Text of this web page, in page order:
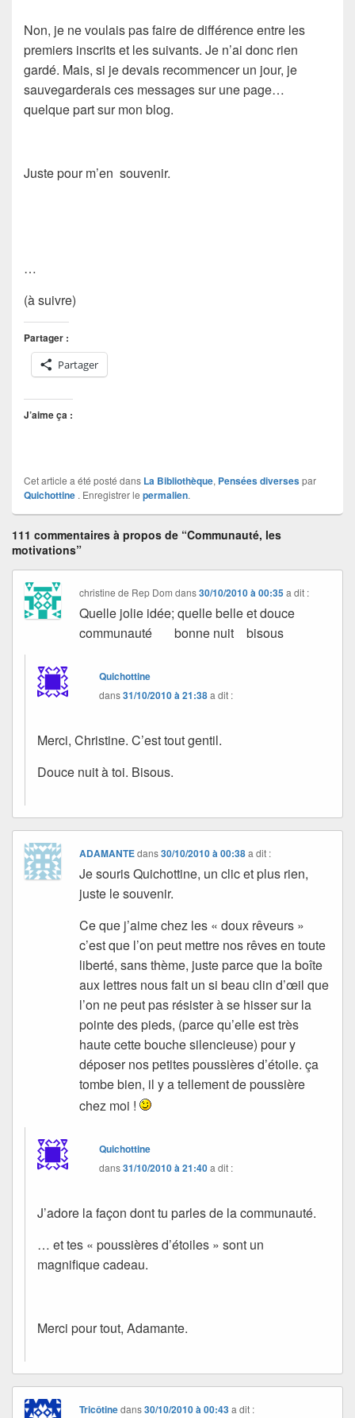
Non, je ne voulais pas faire de différence entre les
premiers inscrits et les suivants. Je n’ai donc rien
gardé. Mais, si je devais recommencer un jour, je
sauvegarderais ces messages sur une page…
quelque part sur mon blog.
Juste pour m’en souvenir.
…
(à suivre)
Partager :
Partager
J’aime ça :
Cet article a été posté dans La Bibliothèque, Pensées diversespar
Quichottine . Enregistrer le permalien.
111 commentaires à propos de “Communauté, les
motivations”
christine de Rep Dom dans30/10/2010 à 00:35 a dit :
Quelle jolie idée; quelle belle et douce
communauté bonne nuit bisous
Quichottine
dans31/10/2010 à 21:38a dit :
Merci, Christine. C’est tout gentil.
Douce nuit à toi. Bisous.
ADAMANTEdans30/10/2010 à 00:38 a dit :
Je souris Quichottine, un clic et plus rien,
juste le souvenir.
Ce que j’aime chez les « doux rêveurs »
c’est que l’on peut mettre nos rêves en toute
liberté, sans thème, juste parce que la boîte
aux lettres nous fait un si beau clin d’œil que
l’on ne peut pas résister à se hisser sur la
pointe des pieds, (parce qu’elle est très
haute cette bouche silencieuse) pour y
déposer nos petites poussières d’étoile. ça
tombe bien, il y a tellement de poussière
chez moi !
Quichottine
dans31/10/2010 à 21:40a dit :
J’adore la façon dont tu parles de la communauté.
… et tes « poussières d’étoiles » sont un
magnifique cadeau.
Merci pour tout, Adamante.
Tricôtinedans30/10/2010 à 00:43 a dit :